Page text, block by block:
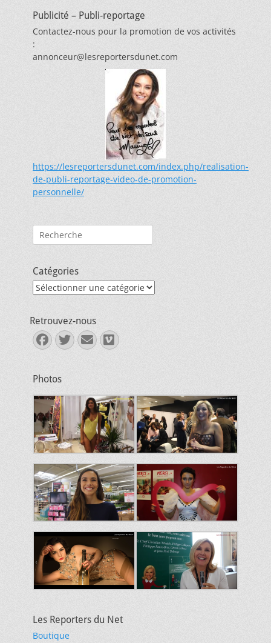
Publicité – Publi-reportage
Contactez-nous pour la promotion de vos activités
:
annonceur@lesreportersdunet.com
https://lesreportersdunet.com/index.php/realisation-
de-publi-reportage-video-de-promotion-
personnelle/
Rechercher :
Catégories
Catégories
Retrouvez-nous
Facebook
Twitter
E-
mail
Vimeo
Photos
Les Reporters du Net
Boutique